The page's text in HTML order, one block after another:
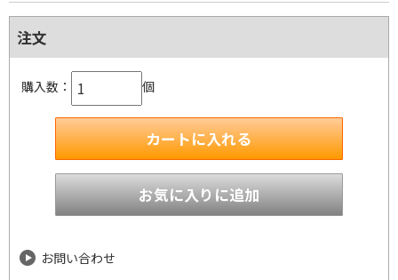
注文
購入数： 個
お問い合わせ